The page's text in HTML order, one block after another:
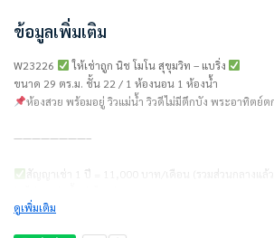
ข้อมูลเพิ่มเติม
W23226
ให้เช่าถูก นิช โมโน สุขุมวิท – แบริ่ง
ขนาด 29 ตร.ม. ชั้น 22 / 1 ห้องนอน 1 ห้องน้ำ
ห้องสวย พร้อมอยู่ วิวแม่น้ำ วิวดีไม่มีตึกบัง พระอาทิตย์ต
————————–
สัญญาเช่า 1 ปี = 11,000 บาท/เดือน (รวมส่วนกลางแล้ว)
ดูเพิ่มเติม